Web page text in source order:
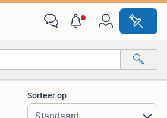
Alle afstanden…
Sorteer op